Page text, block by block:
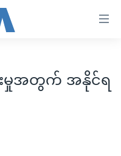
မှုအတွက် အနိုင်ရ